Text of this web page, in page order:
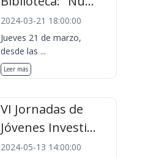
2024-03-21 18:00:00
Jueves 21 de marzo,
desde las ...
Leer más
VI Jornadas de
Jóvenes Investi...
2024-05-13 14:00:00